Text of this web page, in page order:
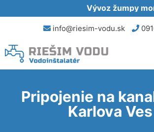
Vývoz žumpy
info@riesim-vodu.sk
Pripojenie na
Karlova Ves